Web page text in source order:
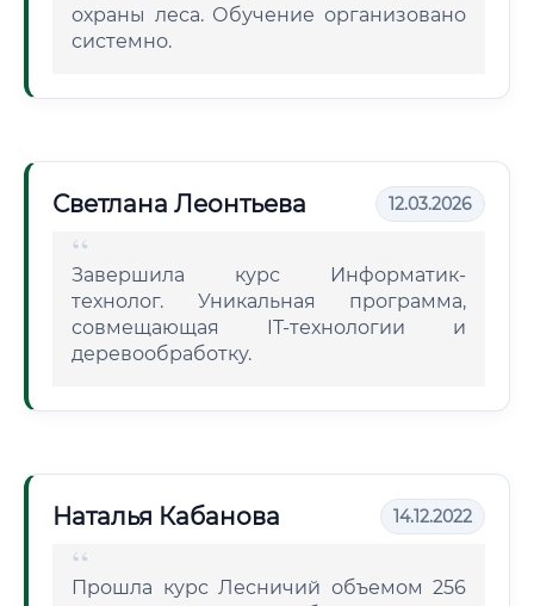
охраны леса. Обучение организовано
системно.
Светлана Леонтьева 12.03.2026
Завершила курс Информатик-
технолог. Уникальная программа,
совмещающая IT-технологии и
деревообработку.
Наталья Кабанова 14.12.2022
Прошла курс Лесничий объемом 256